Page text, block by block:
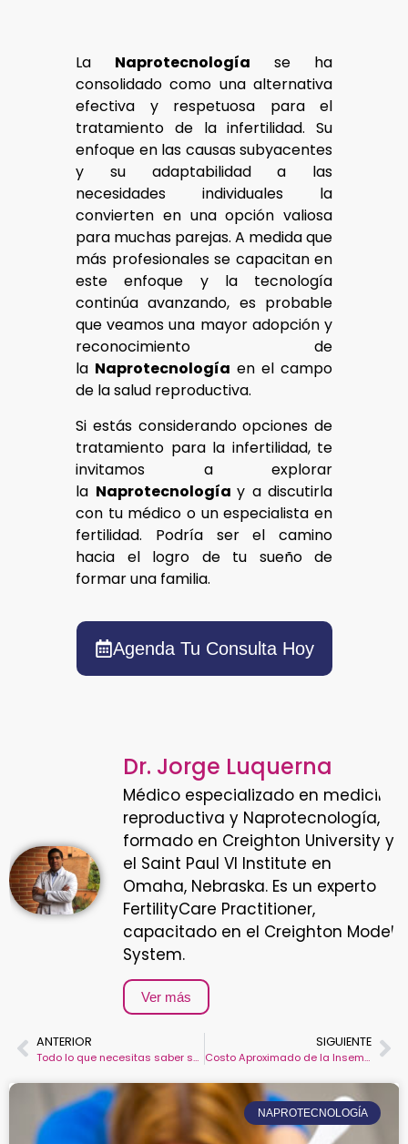
La Naprotecnología se ha
consolidado como una alternativa
efectiva y respetuosa para el
tratamiento de la infertilidad. Su
enfoque en las causas subyacentes
y su adaptabilidad a las
necesidades individuales la
convierten en una opción valiosa
para muchas parejas. A medida que
más profesionales se capacitan en
este enfoque y la tecnología
continúa avanzando, es probable
que veamos una mayor adopción y
reconocimiento de
la Naprotecnología en el campo
de la salud reproductiva.
Si estás considerando opciones de
tratamiento para la infertilidad, te
invitamos a explorar
la Naprotecnología y a discutirla
con tu médico o un especialista en
fertilidad. Podría ser el camino
hacia el logro de tu sueño de
formar una familia.
Agenda Tu Consulta Hoy
Dr. Jorge Luquerna
Médico especializado en medicina
reproductiva y Naprotecnología,
formado en Creighton University y
el Saint Paul VI Institute en
Omaha, Nebraska. Es un experto
FertilityCare Practitioner,
capacitado en el Creighton Model
System.
Ver más
ANTERIOR
Todo lo que necesitas saber sobre la inseminación artificial costo y procedimiento
SIGUIENTE
Costo Aproximado de la Inseminación Artificial en Diversas Ciudades de Colombia
NAPROTECNOLOGÍA